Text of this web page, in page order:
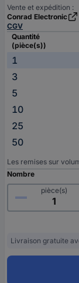
Vente et expédition :
Conrad Electronic
CGV
Quantité
(pièce(s))
1
3
5
10
25
50
Les remises sur
Nombre
pièce(s)
Livraison gratuite